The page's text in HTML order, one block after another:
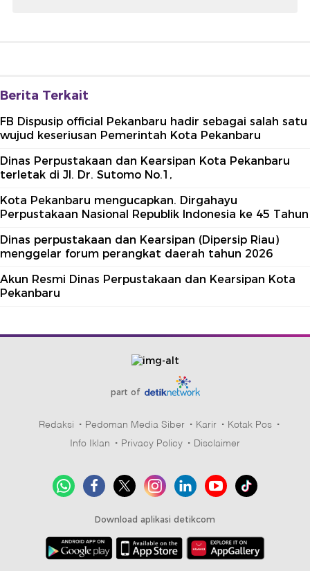
Berita Terkait
FB Dispusip official Pekanbaru hadir sebagai salah satu
wujud keseriusan Pemerintah Kota Pekanbaru
Dinas Perpustakaan dan Kearsipan Kota Pekanbaru
terletak di Jl. Dr. Sutomo No.1,
Kota Pekanbaru mengucapkan. Dirgahayu
Perpustakaan Nasional Republik Indonesia ke 45 Tahun
Dinas perpustakaan dan Kearsipan (Dipersip Riau)
menggelar forum perangkat daerah tahun 2026
Akun Resmi Dinas Perpustakaan dan Kearsipan Kota
Pekanbaru
part of
Redaksi Pedoman Media Siber Karir
Kotak Pos
Info Iklan
Privacy Policy Disclaimer
Download aplikasi detikcom